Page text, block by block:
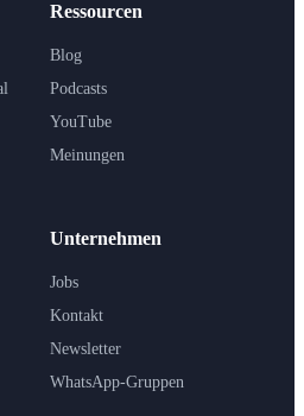
Ressourcen
Blog
Podcasts
YouTube
Meinungen
Unternehmen
Jobs
Kontakt
Newsletter
WhatsApp-Gruppen